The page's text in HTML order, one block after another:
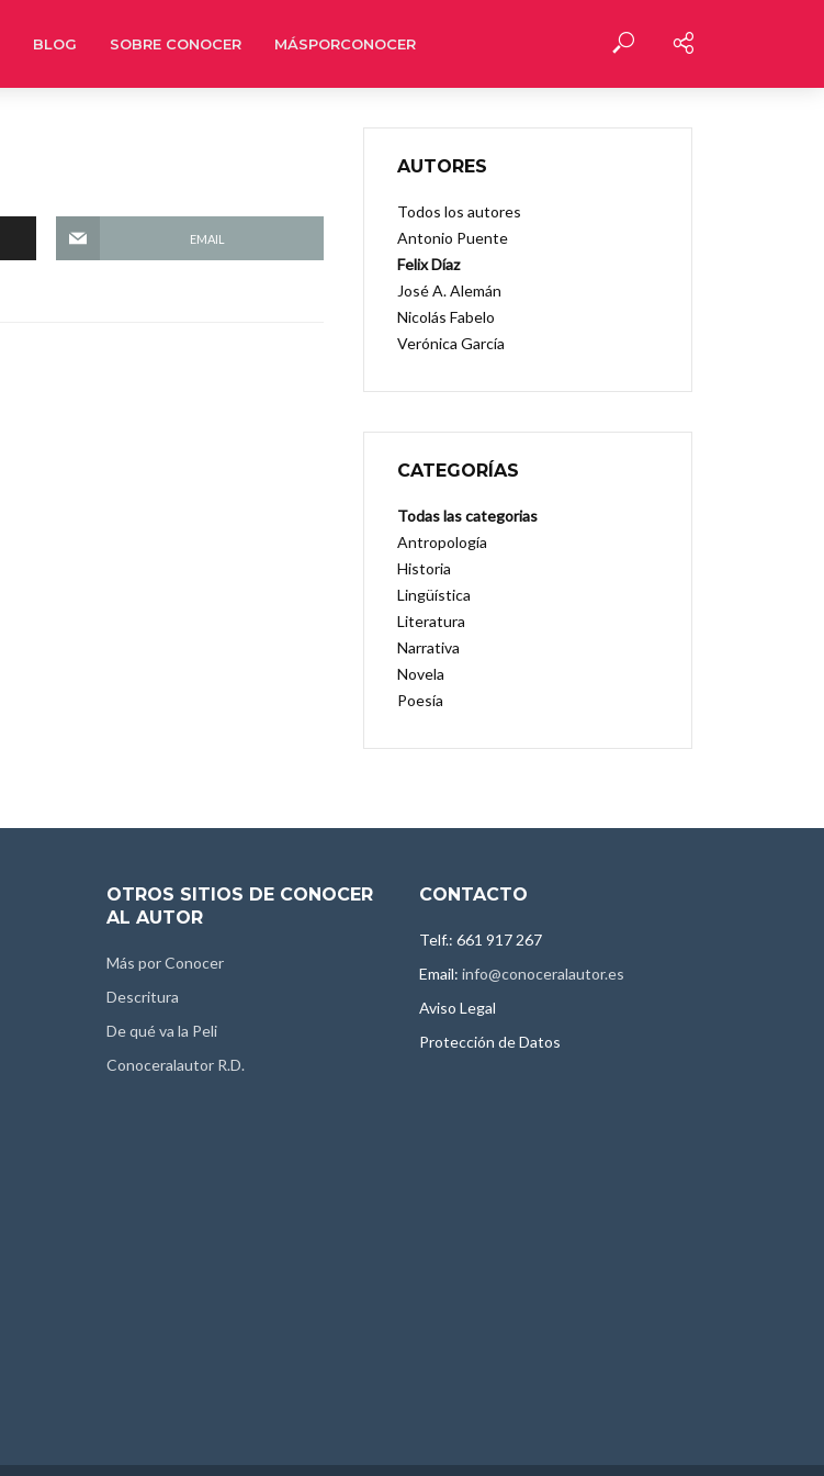
BLOG SOBRE CONOCER MÁSPORCONOCER
EMAIL
AUTORES
Todos los autores
Antonio Puente
Felix Díaz
José A. Alemán
Nicolás Fabelo
Verónica García
CATEGORÍAS
Todas las categorias
Antropología
Historia
Lingüística
Literatura
Narrativa
Novela
Poesía
OTROS SITIOS DE CONOCER
AL AUTOR
Más por Conocer
Descritura
De qué va la Peli
Conoceralautor R.D.
CONTACTO
Telf.: 661 917 267
Email: info@conoceralautor.es
Aviso Legal
Protección de Datos